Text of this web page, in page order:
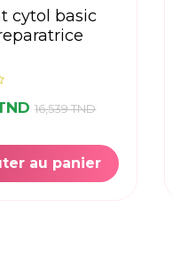
16,539 TND
au panier